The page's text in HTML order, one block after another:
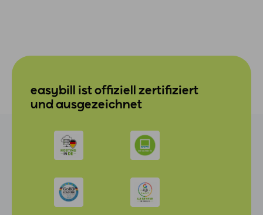
easybill ist offiziell zertifiziert
und ausgezeichnet